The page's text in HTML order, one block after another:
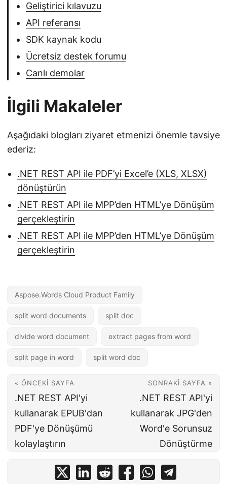
Geliştirici kılavuzu
API referansı
SDK kaynak kodu
Ücretsiz destek forumu
Canlı demolar
İlgili Makaleler
Aşağıdaki blogları ziyaret etmenizi önemle tavsiye
ederiz:
.NET REST API ile PDF’yi Excel’e (XLS, XLSX)
dönüştürün
.NET REST API ile MPP’den HTML’ye Dönüşüm
gerçekleştirin
.NET REST API ile MPP’den HTML’ye Dönüşüm
gerçekleştirin
Aspose.Words Cloud Product Family
split word documents split doc
divide word document extract pages from word
split page in word split word doc
« ÖNCEKI SAYFA
.NET REST API'yi
kullanarak EPUB'dan
PDF'ye Dönüşümü
kolaylaştırın
SONRAKI SAYFA »
.NET REST API'yi
kullanarak JPG'den
Word'e Sorunsuz
Dönüştürme